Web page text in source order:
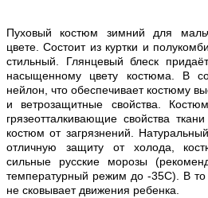
Пуховый костюм зимний для
цвете. Состоит из куртки и
стильный. Глянцевый блеск
насыщенному цвету костюма. В
нейлон, что обеспечивает костюму
и ветрозащитные свойства.
грязеотталкивающие свойства
костюм от загрязнений.
отличную защиту от холода,
сильные русские морозы
температурный режим до -35С). В
не сковывает движения ребенка.